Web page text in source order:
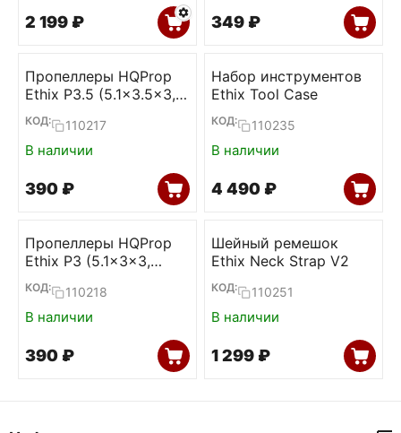
2 199 ₽ ‍349‍ ₽
Пропеллеры HQProp
Ethix P3.5 (5.1x3.5x3,
RAD Berry,
2CW+2CCW)
КОД: 110217
В наличии
‍390‍ ₽
Набор инструментов
Ethix Tool Case
КОД: 110235
В наличии
4 490 ₽
Пропеллеры HQProp
Ethix P3 (5.1x3x3,
Peanut Butter & Jelly,
2CW+2CCW)
КОД: 110218
В наличии
‍390‍ ₽
Шейный ремешок
Ethix Neck Strap V2
КОД: 110251
В наличии
1 299 ₽